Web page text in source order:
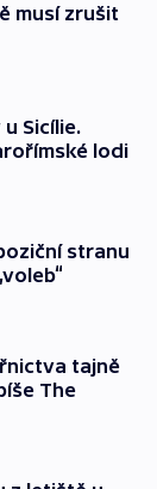
musí zrušit
Sicílie.
lodi
stranu
tajně
The